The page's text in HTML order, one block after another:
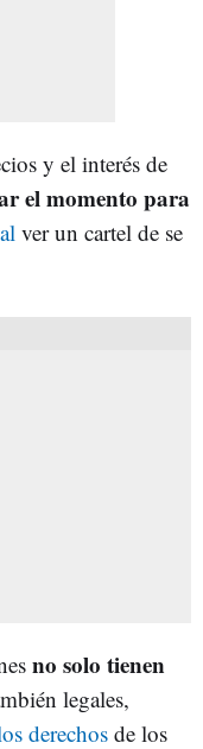
y el interés de
el momento para
ver un cartel de se
no solo tienen
legales,
derechosde los